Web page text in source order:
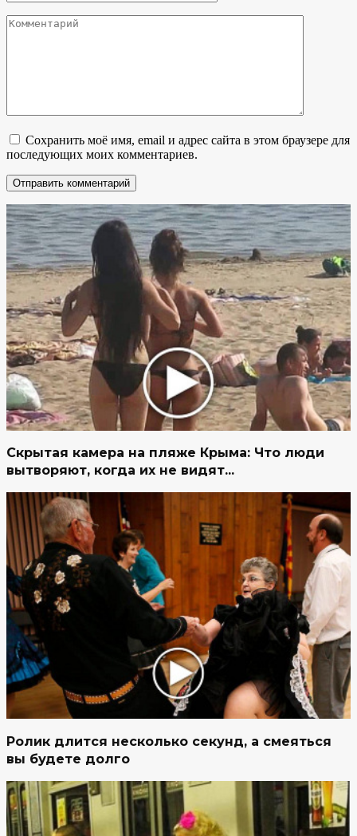
Комментарий
Сохранить моё имя, email и адрес сайта в этом браузере для
последующих моих комментариев.
Скрытая камера на пляже Крыма: Что люди
вытворяют, когда их не видят...
Ролик длится несколько секунд, а смеяться
вы будете долго